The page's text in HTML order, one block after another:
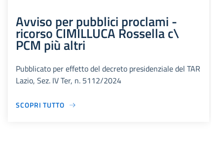
Avviso per pubblici proclami -
ricorso CIMILLUCA Rossella c\
PCM più altri
Pubblicato per effetto del decreto presidenziale del TAR
Lazio, Sez. IV Ter, n. 5112/2024
SCOPRI TUTTO